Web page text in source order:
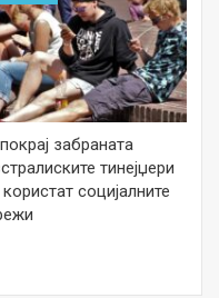
забраната
тинејџери
користат социјалните